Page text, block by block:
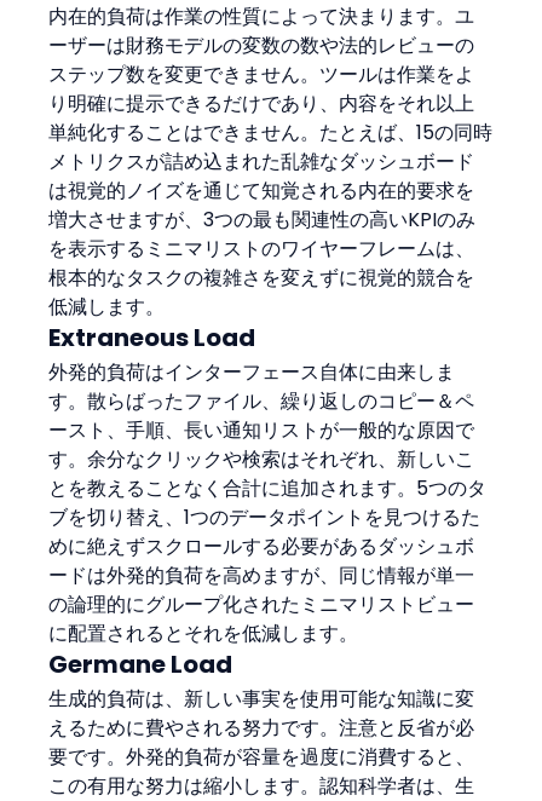
内在的負荷は作業の性質によって決まります。ユ
ーザーは財務モデルの変数の数や法的レビューの
ステップ数を変更できません。ツールは作業をよ
り明確に提示できるだけであり、内容をそれ以上
単純化することはできません。たとえば、15の同時
メトリクスが詰め込まれた乱雑なダッシュボード
は視覚的ノイズを通じて知覚される内在的要求を
増大させますが、3つの最も関連性の高いKPIのみ
を表示するミニマリストのワイヤーフレームは、
根本的なタスクの複雑さを変えずに視覚的競合を
低減します。
Extraneous Load
外発的負荷はインターフェース自体に由来しま
す。散らばったファイル、繰り返しのコピー＆ペ
ースト、手順、長い通知リストが一般的な原因で
す。余分なクリックや検索はそれぞれ、新しいこ
とを教えることなく合計に追加されます。5つのタ
ブを切り替え、1つのデータポイントを見つけるた
めに絶えずスクロールする必要があるダッシュボ
ードは外発的負荷を高めますが、同じ情報が単一
の論理的にグループ化されたミニマリストビュー
に配置されるとそれを低減します。
Germane Load
生成的負荷は、新しい事実を使用可能な知識に変
えるために費やされる努力です。注意と反省が必
要です。外発的負荷が容量を過度に消費すると、
この有用な努力は縮小します。認知科学者は、生